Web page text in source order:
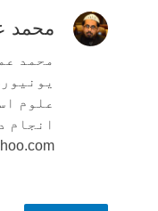
محمد
محمد
علوم
انجام